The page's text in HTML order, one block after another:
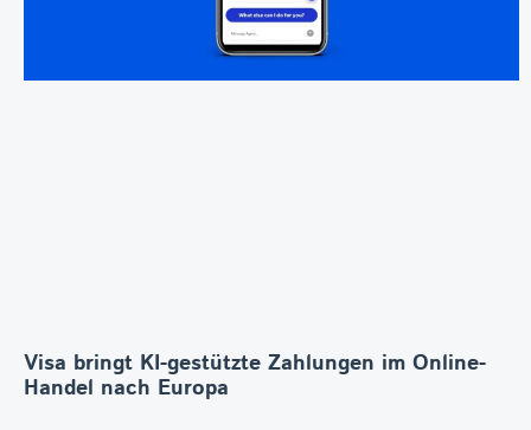
Visa bringt KI-gestützte Zahlungen im Online-
Handel nach Europa